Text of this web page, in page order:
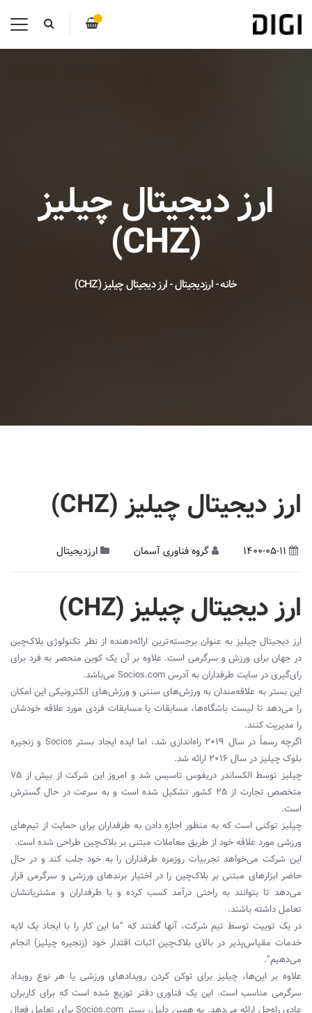
ارز دیجیتال چیلیز
(CHZ)
خانه-ارزدیجیتال-ارز دیجیتال چیلیز (CHZ)
ارز دیجیتال چیلیز (CHZ)
1400-05-11 گروه فناوری آسمان ارزدیجیتال
ارز دیجیتالچیلیز (CHZ
)
ارز دیجیتال چیلیز به عنوان برجسته‌ترین ارائه‌دهنده از نظر تکنولوژی بلاک‌چین
در جهان برای ورزش و سرگرمی‌ است. علاوه بر آن یک کوین منحصر به فرد برای
رای‌گیری در سایت طرفداران به آدرس Socios.com می‌باشد.
این بستر به علاقه‌مندان به ورزش‌های سنتی و ورزش‌های الکترونیکی این امکان
را می‌دهد تا لیست باشگاه‌ها، مسابقات یا مسابقات فردی مورد علاقه خودشان
را مدیریت کنند.
اگرچه رسماً در سال ۲۰۱۹ راه‌اندازی شد، اما ایده ایجاد بستر Socios و زنجیره
بلوک چیلیز در سال ۲۰۱۶ ارائه شد.
چیلیز توسط الکساندر دریفوس تاسیس شد و امروز این شرکت از بیش از ۷۵
متخصص تجارت از ۲۵ کشور تشکیل شده است و به سرعت در حال گسترش
است.
چیلیز توکنی است که به منظور اجازه دادن به طرفداران برای حمایت از تیم‌های
ورزشی مورد علاقه خود از طریق معاملات مبتنی بر بلاک‌چین طراحی شده است.
این شرکت می‌خواهد تجربیات روزمره طرفداران را به خود جلب کند و در حال
حاضر ابزارهای مبتنی بر بلاک‌چین را در اختیار برندهای ورزشی و سرگرمی‌ قرار
می‌دهد تا بتوانند به راحتی درآمد کسب کرده و با طرفداران و مشتریانشان
تعامل داشته باشند.
در یک توییت توسط تیم شرکت، آنها گفتند که “ما این کار را با ایجاد یک لایه
خدمات مقیاس‌پذیر در بالای بلاک‌چین اثبات اقتدار خود (زنجیره چیلیز) انجام
می‌دهیم”.
علاوه بر این‌ها، چیلیز برای توکن کردن رویدادهای ورزشی یا هر نوع رویداد
سرگرمی ‌مناسب است. این یک فناوری دفتر توزیع شده است که برای کاربران
عادی راه‌حل ارائه می‌دهد. به همین دلیل، بستر Socios.com برای تعامل فعال